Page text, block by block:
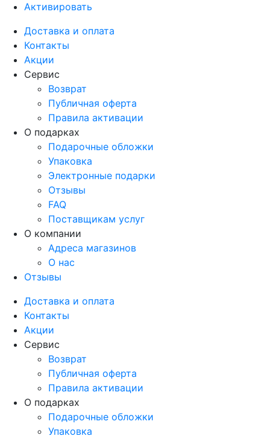
Активировать
Доставка и оплата
Контакты
Акции
Сервис
Возврат
Публичная оферта
Правила активации
О подарках
Подарочные обложки
Упаковка
Электронные подарки
Отзывы
FAQ
Поставщикам услуг
О компании
Адреса магазинов
О нас
Отзывы
Доставка и оплата
Контакты
Акции
Сервис
Возврат
Публичная оферта
Правила активации
О подарках
Подарочные обложки
Упаковка